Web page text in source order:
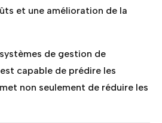
et une amélioration de la
de gestion de
capable de prédire les
non seulement de réduire les